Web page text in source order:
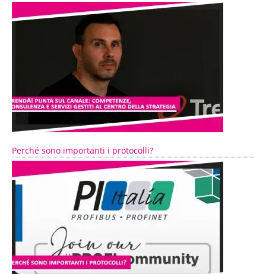
Perché sono importanti i protocolli?